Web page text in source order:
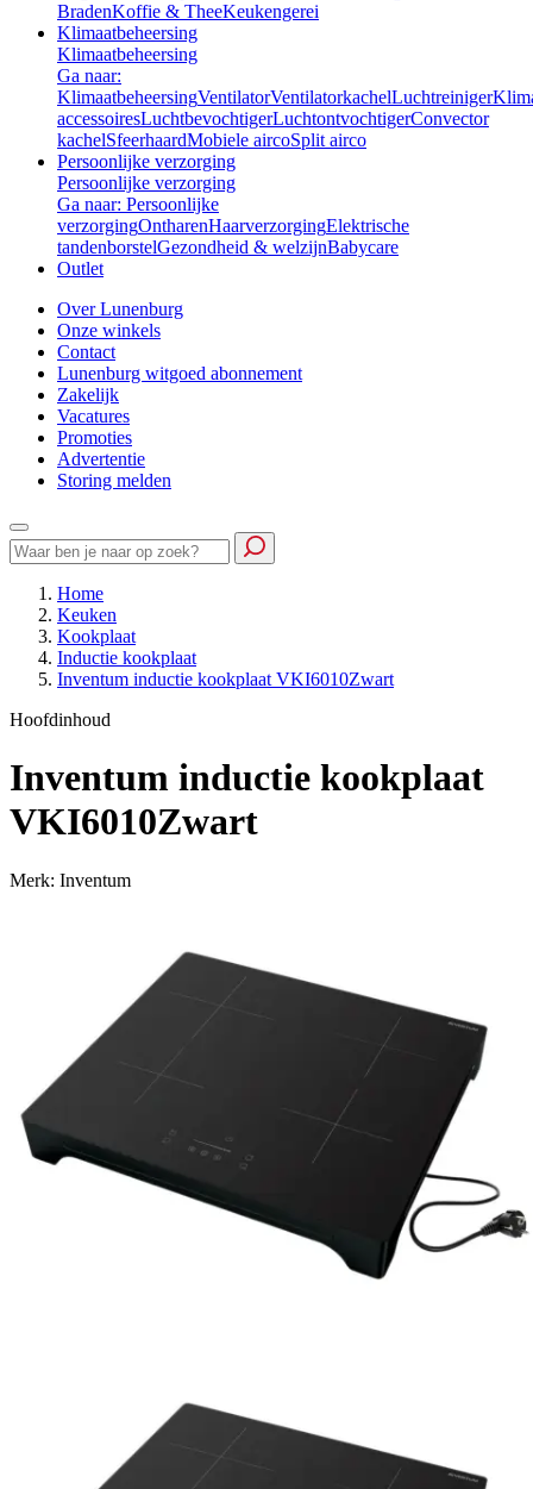
BradenKoffie & TheeKeukengerei
Klimaatbeheersing
Klimaatbeheersing
Ga naar:
KlimaatbeheersingVentilatorVentilatorkachelLuchtreiniger
accessoiresLuchtbevochtigerLuchtontvochtigerConvector
kachelSfeerhaardMobiele aircoSplit airco
Persoonlijke verzorging
Persoonlijke verzorging
Ga naar: Persoonlijke
verzorgingOntharenHaarverzorgingElektrische
tandenborstelGezondheid & welzijnBabycare
Outlet
Over Lunenburg
Onze winkels
Contact
Lunenburg witgoed abonnement
Zakelijk
Vacatures
Promoties
Advertentie
Storing melden
Home
Keuken
Kookplaat
Inductie kookplaat
Inventum inductie kookplaat VKI6010Zwart
Hoofdinhoud
Inventum inductie kookplaat
VKI6010Zwart
Merk: Inventum